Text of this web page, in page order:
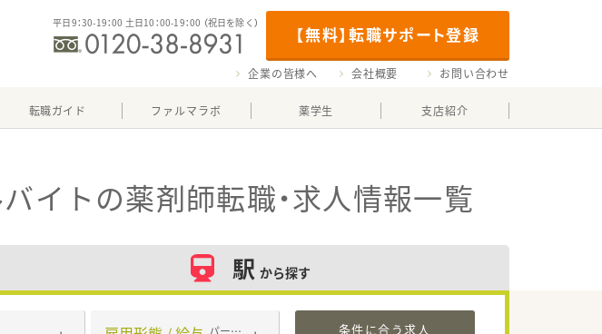
【無料】転職サポート登録
平日9：30-19：00 土日10：00-19：00 （祝日を除く）
企業の皆様へ 会社概要 お問い合わせ
転職ガイド ファルマラボ 薬学生 支店紹介
イトの薬剤師転職・求人情報一覧
駅 から探す
条件に合う求人